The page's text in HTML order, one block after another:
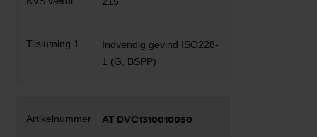
Indvendig gevind ISO228-
1 (G, BSPP)
AT DVC1310010050